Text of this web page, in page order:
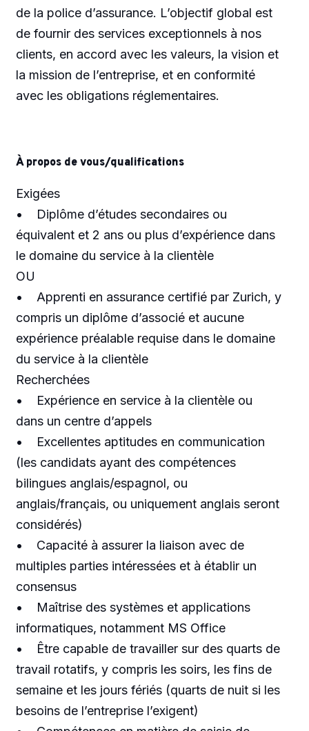
de la police d’assurance. L’objectif global est
de fournir des services exceptionnels à nos
clients, en accord avec les valeurs, la vision et
la mission de l’entreprise, et en conformité
avec les obligations réglementaires.
À propos de vous/qualifications
Exigées
• Diplôme d’études secondaires ou
équivalent et 2 ans ou plus d’expérience dans
le domaine du service à la clientèle
OU
• Apprenti en assurance certifié par Zurich, y
compris un diplôme d’associé et aucune
expérience préalable requise dans le domaine
du service à la clientèle
Recherchées
• Expérience en service à la clientèle ou
dans un centre d’appels
• Excellentes aptitudes en communication
(les candidats ayant des compétences
bilingues anglais/espagnol, ou
anglais/français, ou uniquement anglais seront
considérés)
• Capacité à assurer la liaison avec de
multiples parties intéressées et à établir un
consensus
• Maîtrise des systèmes et applications
informatiques, notamment MS Office
• Être capable de travailler sur des quarts de
travail rotatifs, y compris les soirs, les fins de
semaine et les jours fériés (quarts de nuit si les
besoins de l’entreprise l’exigent)